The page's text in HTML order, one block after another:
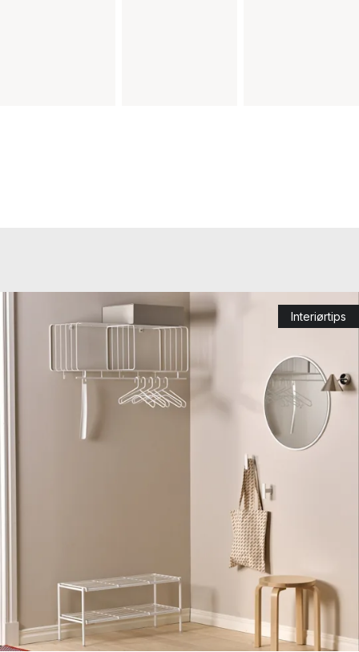
Interiørtips